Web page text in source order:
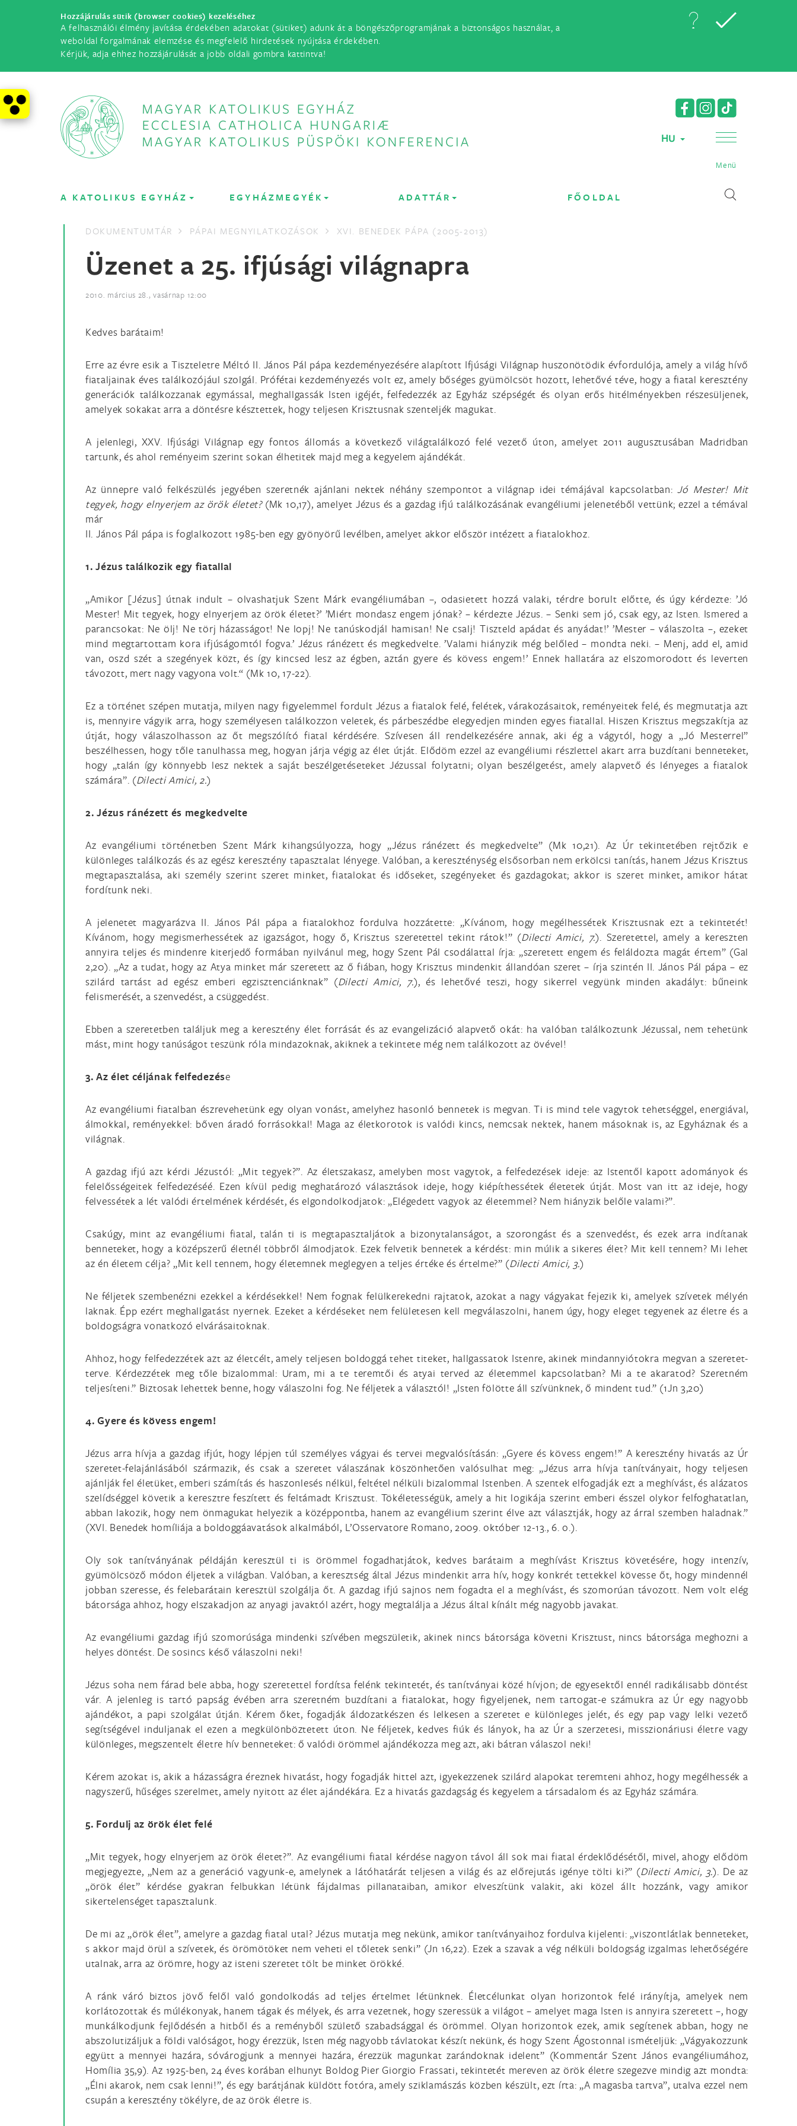
Hozzájárulás sütik (browser cookies) kezeléséhez
A felhasználói élmény javítása érdekében adatokat (sütiket) adunk át a böngészőprogramjának a biztonságos használat, a
weboldal forgalmának elemzése és megfelelő hirdetések nyújtása érdekében.
Kérjük, adja ehhez hozzájárulását a jobb oldali gombra kattintva!
HU
Menü
A KATOLIKUS EGYHÁZ EGYHÁZMEGYÉK ADATTÁR FŐOLDAL
DOKUMENTUMTÁR PÁPAI MEGNYILATKOZÁSOK XVI. BENEDEK PÁPA (2005-2013)
Üzenet a 25. ifjúsági világnapra
2010. március 28., vasárnap 12:00
Kedves barátaim!
Erre az évre esik a Tiszteletre Méltó II. János Pál pápa kezdeményezésére alapított Ifjúsági Világnap huszonötödik évfordulója, amely a világ hívő
fiataljainak éves találkozójául szolgál. Prófétai kezdeményezés volt ez, amely bőséges gyümölcsöt hozott, lehetővé téve, hogy a fiatal keresztény
generációk találkozzanak egymással, meghallgassák Isten igéjét, felfedezzék az Egyház szépségét és olyan erős hitélményekben részesüljenek,
amelyek sokakat arra a döntésre késztettek, hogy teljesen Krisztusnak szenteljék magukat.
A jelenlegi, XXV. Ifjúsági Világnap egy fontos állomás a következő világtalálkozó felé vezető úton, amelyet 2011 augusztusában Madridban
tartunk, és ahol reményeim szerint sokan élhetitek majd meg a kegyelem ajándékát.
Az ünnepre való felkészülés jegyében szeretnék ajánlani nektek néhány szempontot a világnap idei témájával kapcsolatban:Jó Mester! Mit
tegyek, hogy elnyerjem az örök életet?(Mk 10,17), amelyet Jézus és a gazdag ifjú találkozásának evangéliumi jelenetéből vettünk; ezzel a témával
már
II. János Pál pápa is foglalkozott 1985-ben egy gyönyörű levélben, amelyet akkor először intézett a fiatalokhoz.
1. Jézus találkozik egy fiatallal
„Amikor [Jézus] útnak indult – olvashatjuk Szent Márk evangéliumában –, odasietett hozzá valaki, térdre borult előtte, és úgy kérdezte: ’Jó
Mester! Mit tegyek, hogy elnyerjem az örök életet?’ ’Miért mondasz engem jónak? – kérdezte Jézus. – Senki sem jó, csak egy, az Isten. Ismered a
parancsokat: Ne ölj! Ne törj házasságot! Ne lopj! Ne tanúskodjál hamisan! Ne csalj! Tiszteld apádat és anyádat!’ ’Mester – válaszolta –, ezeket
mind megtartottam kora ifjúságomtól fogva.’ Jézus ránézett és megkedvelte. ’Valami hiányzik még belőled – mondta neki. – Menj, add el, amid
van, oszd szét a szegények közt, és így kincsed lesz az égben, aztán gyere és kövess engem!’ Ennek hallatára az elszomorodott és leverten
távozott, mert nagy vagyona volt.“ (Mk 10, 17-22).
Ez a történet szépen mutatja, milyen nagy figyelemmel fordult Jézus a fiatalok felé, felétek, várakozásaitok, reményeitek felé, és megmutatja azt
is, mennyire vágyik arra, hogy személyesen találkozzon veletek, és párbeszédbe elegyedjen minden egyes fiatallal. Hiszen Krisztus megszakítja az
útját, hogy válaszolhasson az őt megszólító fiatal kérdésére. Szívesen áll rendelkezésére annak, aki ég a vágytól, hogy a „Jó Mesterrel”
beszélhessen, hogy tőle tanulhassa meg, hogyan járja végig az élet útját. Elődöm ezzel az evangéliumi részlettel akart arra buzdítani benneteket,
hogy „talán így könnyebb lesz nektek a saját beszélgetéseteket Jézussal folytatni; olyan beszélgetést, amely alapvető és lényeges a fiatalok
számára”. (Dilecti Amici, 2.)
2. Jézus ránézett és megkedvelte
Az evangéliumi történetben Szent Márk kihangsúlyozza, hogy „Jézus ránézett és megkedvelte” (Mk 10,21). Az Úr tekintetében rejtőzik e
különleges találkozás és az egész keresztény tapasztalat lényege. Valóban, a kereszténység elsősorban nem erkölcsi tanítás, hanem Jézus Krisztus
megtapasztalása, aki személy szerint szeret minket, fiatalokat és időseket, szegényeket és gazdagokat; akkor is szeret minket, amikor hátat
fordítunk neki.
A jelenetet magyarázva II. János Pál pápa a fiatalokhoz fordulva hozzátette: „Kívánom, hogy megélhessétek Krisztusnak ezt a tekintetét!
Kívánom, hogy megismerhessétek az igazságot, hogy ő, Krisztus szeretettel tekint rátok!” (Dilecti Amici, 7.). Szeretettel, amely a kereszten
annyira teljes és mindenre kiterjedő formában nyilvánul meg, hogy Szent Pál csodálattal írja: „szeretett engem és feláldozta magát értem” (Gal
2,20). „Az a tudat, hogy az Atya minket már szeretett az ő fiában, hogy Krisztus mindenkit állandóan szeret – írja szintén II. János Pál pápa – ez
szilárd tartást ad egész emberi egzisztenciánknak” (Dilecti Amici, 7.), és lehetővé teszi, hogy sikerrel vegyünk minden akadályt: bűneink
felismerését, a szenvedést, a csüggedést.
Ebben a szeretetben találjuk meg a keresztény élet forrását és az evangelizáció alapvető okát: ha valóban találkoztunk Jézussal, nem tehetünk
mást, mint hogy tanúságot teszünk róla mindazoknak, akiknek a tekintete még nem találkozott az övével!
3. Az élet céljának felfedezése
Az evangéliumi fiatalban észrevehetünk egy olyan vonást, amelyhez hasonló bennetek is megvan. Ti is mind tele vagytok tehetséggel, energiával,
álmokkal, reményekkel: bőven áradó forrásokkal! Maga az életkorotok is valódi kincs, nemcsak nektek, hanem másoknak is, az Egyháznak és a
világnak.
A gazdag ifjú azt kérdi Jézustól: „Mit tegyek?”. Az életszakasz, amelyben most vagytok, a felfedezések ideje: az Istentől kapott adományok és
felelősségeitek felfedezéséé. Ezen kívül pedig meghatározó választások ideje, hogy kiépíthessétek életetek útját. Most van itt az ideje, hogy
felvessétek a lét valódi értelmének kérdését, és elgondolkodjatok: „Elégedett vagyok az életemmel? Nem hiányzik belőle valami?”.
Csakúgy, mint az evangéliumi fiatal, talán ti is megtapasztaljátok a bizonytalanságot, a szorongást és a szenvedést, és ezek arra indítanak
benneteket, hogy a középszerű életnél többről álmodjatok. Ezek felvetik bennetek a kérdést: min múlik a sikeres élet? Mit kell tennem? Mi lehet
az én életem célja? „Mit kell tennem, hogy életemnek meglegyen a teljes értéke és értelme?” (Dilecti Amici, 3.)
Ne féljetek szembenézni ezekkel a kérdésekkel! Nem fognak felülkerekedni rajtatok, azokat a nagy vágyakat fejezik ki, amelyek szívetek mélyén
laknak. Épp ezért meghallgatást nyernek. Ezeket a kérdéseket nem felületesen kell megválaszolni, hanem úgy, hogy eleget tegyenek az életre és a
boldogságra vonatkozó elvárásaitoknak.
Ahhoz, hogy felfedezzétek azt az életcélt, amely teljesen boldoggá tehet titeket, hallgassatok Istenre, akinek mindannyiótokra megvan a szeretet-
terve. Kérdezzétek meg tőle bizalommal: Uram, mi a te teremtői és atyai terved az életemmel kapcsolatban? Mi a te akaratod? Szeretném
teljesíteni.” Biztosak lehettek benne, hogy válaszolni fog. Ne féljetek a választól! „Isten fölötte áll szívünknek, ő mindent tud.” (1Jn 3,20)
4. Gyere és kövess engem!
Jézus arra hívja a gazdag ifjút, hogy lépjen túl személyes vágyai és tervei megvalósításán: „Gyere és kövess engem!” A keresztény hivatás az Úr
szeretet-felajánlásából származik, és csak a szeretet válaszának köszönhetően valósulhat meg: „Jézus arra hívja tanítványait, hogy teljesen
ajánlják fel életüket, emberi számítás és haszonlesés nélkül, feltétel nélküli bizalommal Istenben. A szentek elfogadják ezt a meghívást, és alázatos
szelídséggel követik a keresztre feszített és feltámadt Krisztust. Tökéletességük, amely a hit logikája szerint emberi ésszel olykor felfoghatatlan,
abban lakozik, hogy nem önmagukat helyezik a középpontba, hanem az evangélium szerint élve azt választják, hogy az árral szemben haladnak.”
(XVI. Benedek homíliája a boldoggáavatások alkalmából, L’Osservatore Romano, 2009. október 12-13., 6. o.).
Oly sok tanítványának példáján keresztül ti is örömmel fogadhatjátok, kedves barátaim a meghívást Krisztus követésére, hogy intenzív,
gyümölcsöző módon éljetek a világban. Valóban, a keresztség által Jézus mindenkit arra hív, hogy konkrét tettekkel kövesse őt, hogy mindennél
jobban szeresse, és felebarátain keresztül szolgálja őt. A gazdag ifjú sajnos nem fogadta el a meghívást, és szomorúan távozott. Nem volt elég
bátorsága ahhoz, hogy elszakadjon az anyagi javaktól azért, hogy megtalálja a Jézus által kínált még nagyobb javakat.
Az evangéliumi gazdag ifjú szomorúsága mindenki szívében megszületik, akinek nincs bátorsága követni Krisztust, nincs bátorsága meghozni a
helyes döntést. De sosincs késő válaszolni neki!
Jézus soha nem fárad bele abba, hogy szeretettel fordítsa felénk tekintetét, és tanítványai közé hívjon; de egyesektől ennél radikálisabb döntést
vár. A jelenleg is tartó papság évében arra szeretném buzdítani a fiatalokat, hogy figyeljenek, nem tartogat-e számukra az Úr egy nagyobb
ajándékot, a papi szolgálat útján. Kérem őket, fogadják áldozatkészen és lelkesen a szeretet e különleges jelét, és egy pap vagy lelki vezető
segítségével induljanak el ezen a megkülönböztetett úton. Ne féljetek, kedves fiúk és lányok, ha az Úr a szerzetesi, misszionáriusi életre vagy
különleges, megszentelt életre hív benneteket: ő valódi örömmel ajándékozza meg azt, aki bátran válaszol neki!
Kérem azokat is, akik a házasságra éreznek hivatást, hogy fogadják hittel azt, igyekezzenek szilárd alapokat teremteni ahhoz, hogy megélhessék a
nagyszerű, hűséges szerelmet, amely nyitott az élet ajándékára. Ez a hivatás gazdagság és kegyelem a társadalom és az Egyház számára.
5. Fordulj az örök élet felé
„Mit tegyek, hogy elnyerjem az örök életet?”. Az evangéliumi fiatal kérdése nagyon távol áll sok mai fiatal érdeklődésétől, mivel, ahogy elődöm
megjegyezte, „Nem az a generáció vagyunk-e, amelynek a látóhatárát teljesen a világ és az előrejutás igénye tölti ki?” (Dilecti Amici, 3.). De az
„örök élet” kérdése gyakran felbukkan létünk fájdalmas pillanataiban, amikor elveszítünk valakit, aki közel állt hozzánk, vagy amikor
sikertelenséget tapasztalunk.
De mi az „örök élet”, amelyre a gazdag fiatal utal? Jézus mutatja meg nekünk, amikor tanítványaihoz fordulva kijelenti: „viszontlátlak benneteket,
s akkor majd örül a szívetek, és örömötöket nem veheti el tőletek senki” (Jn 16,22). Ezek a szavak a vég nélküli boldogság izgalmas lehetőségére
utalnak, arra az örömre, hogy az isteni szeretet tölt be minket örökké.
A ránk váró biztos jövő felől való gondolkodás ad teljes értelmet létünknek. Életcélunkat olyan horizontok felé irányítja, amelyek nem
korlátozottak és múlékonyak, hanem tágak és mélyek, és arra vezetnek, hogy szeressük a világot – amelyet maga Isten is annyira szeretett –, hogy
munkálkodjunk fejlődésén a hitből és a reményből születő szabadsággal és örömmel. Olyan horizontok ezek, amik segítenek abban, hogy ne
abszolutizáljuk a földi valóságot, hogy érezzük, Isten még nagyobb távlatokat készít nekünk, és hogy Szent Ágostonnal ismételjük: „Vágyakozzunk
együtt a mennyei hazára, sóvárogjunk a mennyei hazára, érezzük magunkat zarándoknak idelent” (Kommentár Szent János evangéliumához,
Homília 35,9). Az 1925-ben, 24 éves korában elhunyt Boldog Pier Giorgio Frassati, tekintetét mereven az örök életre szegezve mindig azt mondta:
„Élni akarok, nem csak lenni!”, és egy barátjának küldött fotóra, amely sziklamászás közben készült, ezt írta: „A magasba tartva”, utalva ezzel nem
csupán a keresztény tökélyre, de az örök életre is.